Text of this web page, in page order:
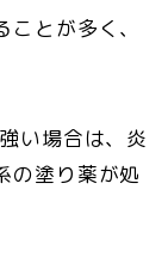
とが多く、
い場合は、炎
の塗り薬が処